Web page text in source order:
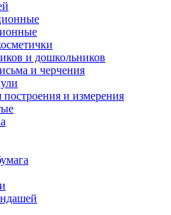
и дошкольников
и черчения
и измерения